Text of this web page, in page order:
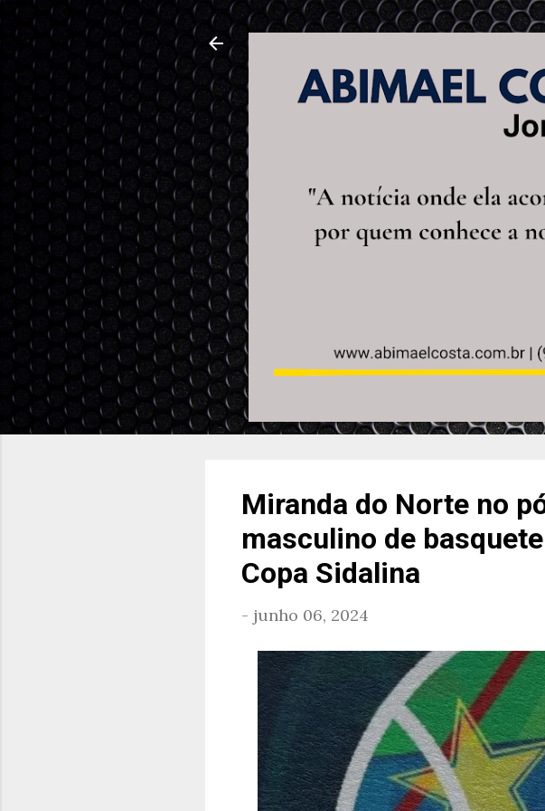
Pular
Miranda do Norte no
masculino de
Copa Sidalina
- junho 06, 2024